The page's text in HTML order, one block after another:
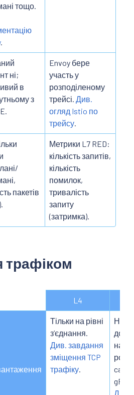
тощо.
.
ні;
в
з
Envoy бере
участь у
розподіленому
трейсі. Див.
огляд Istio по
трейсу
пакетів
Метрики L7 RED:
кількість запитів,
кількість
помилок,
тривалість
запиту
(затримка).
трафіком
L4
Тільки на рівні
зʼєднання.
Див. завдання
зміщення TCP
трафіку
На
Див.